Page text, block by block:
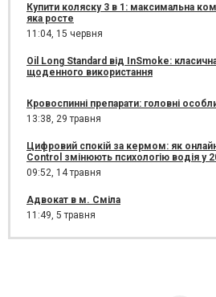
Купити коляску 3 в 1: максимальна
яка росте
11:04, 15 червня
Oil Long Standard від InSmoke:
щоденного використання
Кровоспинні препарати: головні
13:38, 29 травня
Цифровий спокій за кермом: як
Control змінюють психологію водія у
09:52, 14 травня
Адвокат в м. Сміла
11:49, 5 травня